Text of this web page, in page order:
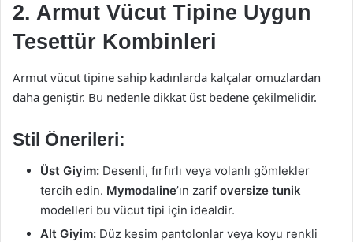
2. Armut Vücut Tipine Uygun
Tesettür Kombinleri
Armut vücut tipine sahip kadınlarda kalçalar omuzlardan
daha geniştir. Bu nedenle dikkat üst bedene çekilmelidir.
Stil Önerileri:
Üst Giyim: Desenli, fırfırlı veya volanlı gömlekler
tercih edin. Mymodaline’ın zarif oversize tunik
modelleri bu vücut tipi için idealdir.
Alt Giyim: Düz kesim pantolonlar veya koyu renkli